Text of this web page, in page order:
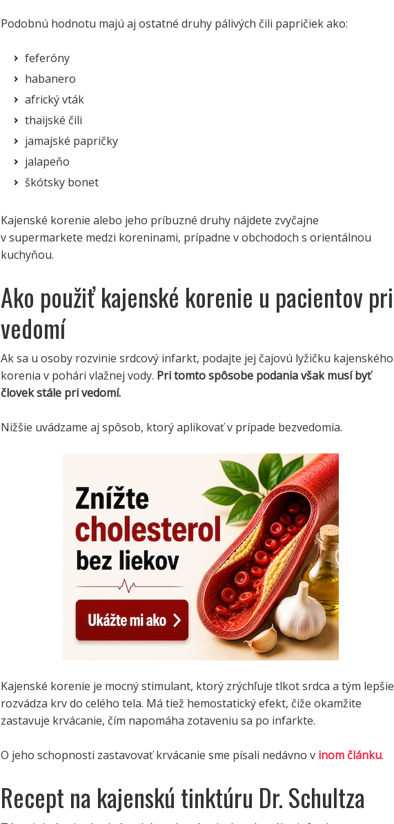
Podobnú hodnotu majú aj ostatné druhy pálivých čili papričiek ako:
feferóny
habanero
africký vták
thaijské čili
jamajské papričky
jalapeňo
škótsky bonet
Kajenské korenie alebo jeho príbuzné druhy nájdete zvyčajne
v supermarkete medzi koreninami, prípadne v obchodoch s orientálnou
kuchyňou.
Ako použiť kajenské korenie u pacientov pri
vedomí
Ak sa u osoby rozvinie srdcový infarkt, podajte jej čajovú lyžičku kajenského
korenia v pohári vlažnej vody. Pri tomto spôsobe podania však musí byť
človek stále pri vedomí.
Nižšie uvádzame aj spôsob, ktorý aplikovať v prípade bezvedomia.
Kajenské korenie je mocný stimulant, ktorý zrýchľuje tlkot srdca a tým lepšie
rozvádza krv do celého tela. Má tiež hemostatický efekt, čiže okamžite
zastavuje krvácanie, čím napomáha zotaveniu sa po infarkte.
O jeho schopnosti zastavovať krvácanie sme písali nedávno v inom článku.
Recept na kajenskú tinktúru Dr. Schultza